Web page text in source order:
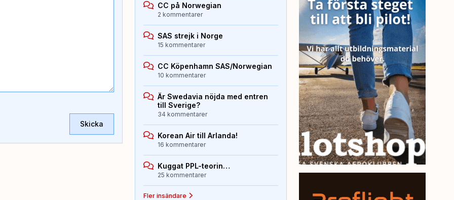
Skicka
CC på Norwegian
2 kommentarer
SAS strejk i Norge
15 kommentarer
CC Köpenhamn SAS/Norwegian
10 kommentarer
Är Swedavia nöjda med entren
till Sverige?
34 kommentarer
Korean Air till Arlanda!
16 kommentarer
Kuggat PPL-teorin…
25 kommentarer
Fler insändare